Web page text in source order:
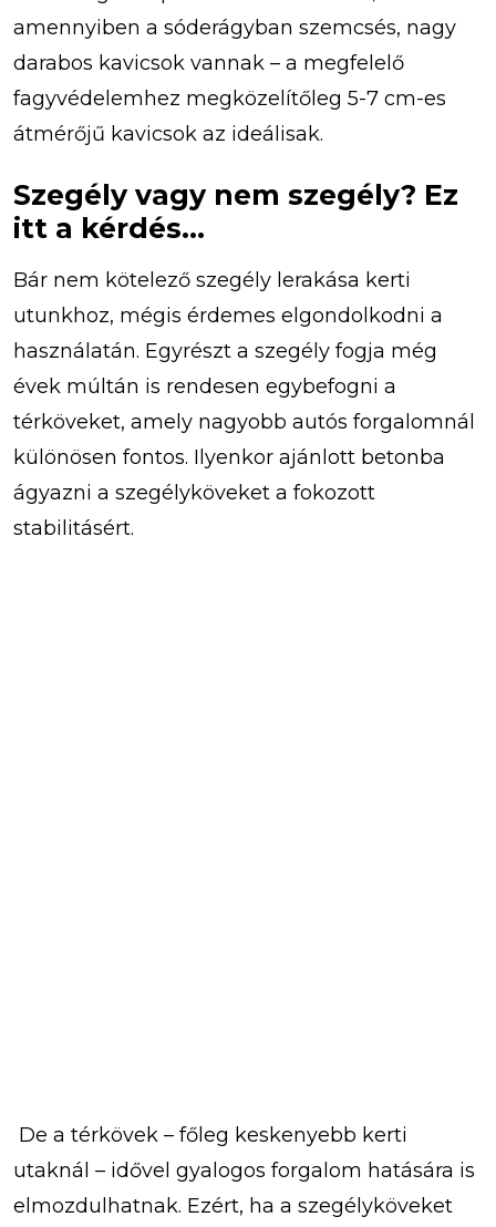
amennyiben a sóderágyban szemcsés, nagy
darabos kavicsok vannak – a megfelelő
fagyvédelemhez megközelítőleg 5-7 cm-es
átmérőjű kavicsok az ideálisak.
Szegély vagy nem szegély? Ez
itt a kérdés…
Bár nem kötelező szegély lerakása kerti
utunkhoz, mégis érdemes elgondolkodni a
használatán. Egyrészt a szegély fogja még
évek múltán is rendesen egybefogni a
térköveket, amely nagyobb autós forgalomnál
különösen fontos. Ilyenkor ajánlott betonba
ágyazni a szegélyköveket a fokozott
stabilitásért.
De a térkövek – főleg keskenyebb kerti
utaknál – idővel gyalogos forgalom hatására is
elmozdulhatnak. Ezért, ha a szegélyköveket